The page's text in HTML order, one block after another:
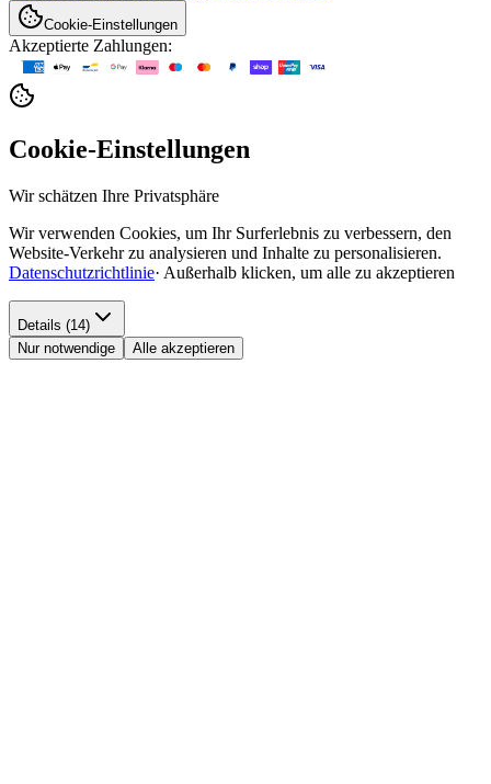
Cookie-Einstellungen
Akzeptierte Zahlungen:
Cookie-Einstellungen
Wir schätzen Ihre Privatsphäre
Wir verwenden Cookies, um Ihr Surferlebnis zu verbessern, den
Website-Verkehr zu analysieren und Inhalte zu personalisieren.
Datenschutzrichtlinie· Außerhalb klicken, um alle zu akzeptieren
Details (14)
Nur notwendige
Alle akzeptieren